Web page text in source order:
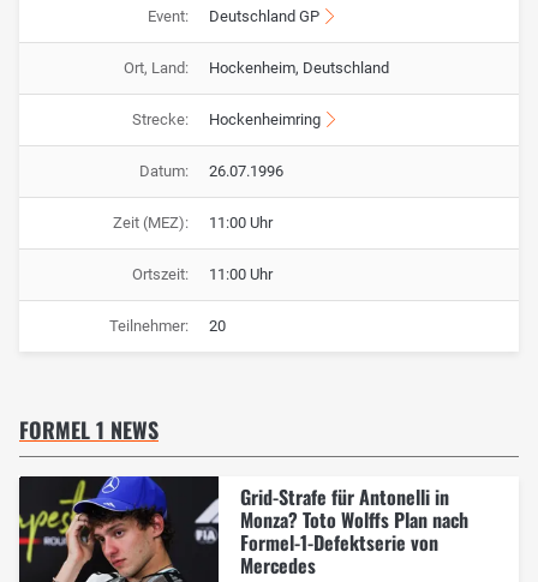
Event: Deutschland GP
Ort, Land: Hockenheim, Deutschland
Strecke: Hockenheimring
Datum: 26.07.1996
Zeit (MEZ): 11:00 Uhr
Ortszeit: 11:00 Uhr
Teilnehmer: 20
FORMEL 1 NEWS
Grid-Strafe für Antonelli in
Monza? Toto Wolffs Plan nach
Formel-1-Defektserie von
Mercedes